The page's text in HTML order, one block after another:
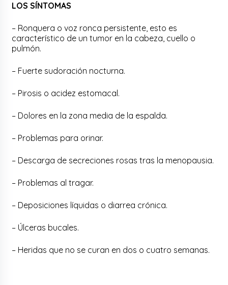
LOS SÍNTOMAS
– Ronquera o voz ronca persistente, esto es
característico de un tumor en la cabeza, cuello o
pulmón.
– Fuerte sudoración nocturna.
– Pirosis o acidez estomacal.
– Dolores en la zona media de la espalda.
– Problemas para orinar.
– Descarga de secreciones rosas tras la menopausia.
– Problemas al tragar.
– Deposiciones líquidas o diarrea crónica.
– Úlceras bucales.
– Heridas que no se curan en dos o cuatro semanas.